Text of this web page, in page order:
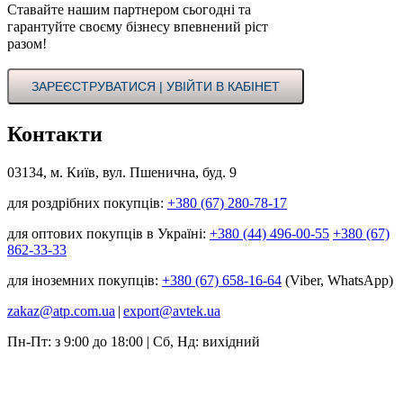
Ставайте нашим партнером сьогодні та
гарантуйте своєму бізнесу впевнений ріст
разом!
ЗАРЕЄСТРУВАТИСЯ | УВІЙТИ В КАБІНЕТ
Контакти
03134, м. Київ, вул. Пшенична, буд. 9
для роздрібних покупців: +380 (67) 280-78-17
для оптових покупців в Україні: +380 (44) 496-00-55 +380 (67)
862-33-33
для іноземних покупців: +380 (67) 658-16-64 (Viber, WhatsApp)
zakaz@atp.com.ua | export@avtek.ua
Пн-Пт: з 9:00 до 18:00 | Сб, Нд: вихідний